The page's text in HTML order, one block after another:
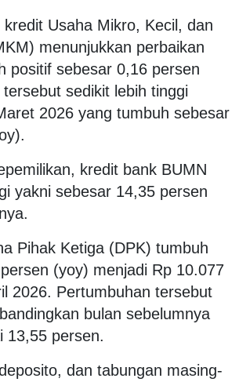
Usaha Mikro, Kecil, dan
menunjukkan perbaikan
positif sebesar 0,16 persen
sedikit lebih tinggi
2026 yang tumbuh sebesar
kredit bank BUMN
yakni sebesar 14,35 persen
Pihak Ketiga (DPK) tumbuh
(yoy) menjadi Rp 10.077
2026. Pertumbuhan tersebut
bulan sebelumnya
13,55 persen.
dan tabungan masing-